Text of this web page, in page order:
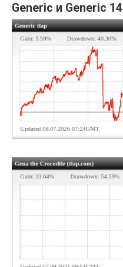
Generic и Generic 14